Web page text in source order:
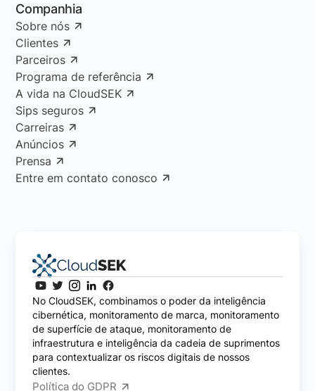
Companhia
Sobre nós
Clientes
Parceiros
Programa de referência
A vida na CloudSEK
Sips seguros
Carreiras
Anúncios
Prensa
Entre em contato conosco
No CloudSEK, combinamos o poder da inteligência
cibernética, monitoramento de marca, monitoramento
de superfície de ataque, monitoramento de
infraestrutura e inteligência da cadeia de suprimentos
para contextualizar os riscos digitais de nossos
clientes.
Política do GDPR